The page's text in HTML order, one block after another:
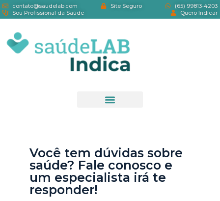
contato@saudelab.com Site Seguro
(65) 99813-4203
Sou Profissional da Saúde
Quero Indicar
Você tem dúvidas sobre
saúde? Fale conosco e
um especialista irá te
responder!